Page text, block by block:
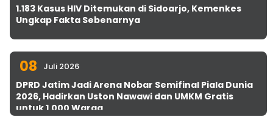
1.183 Kasus HIV Ditemukan di Sidoarjo, Kemenkes
Ungkap Fakta Sebenarnya
08 Juli 2026
DPRD Jatim Jadi Arena Nobar Semifinal Piala Dunia
2026, Hadirkan Uston Nawawi dan UMKM Gratis
untuk 1.000 Warga